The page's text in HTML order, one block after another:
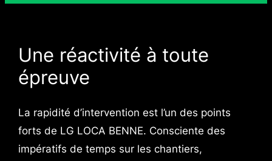
Une réactivité à toute
épreuve
La rapidité d’intervention est l’un des points
forts de LG LOCA BENNE. Consciente des
impératifs de temps sur les chantiers,